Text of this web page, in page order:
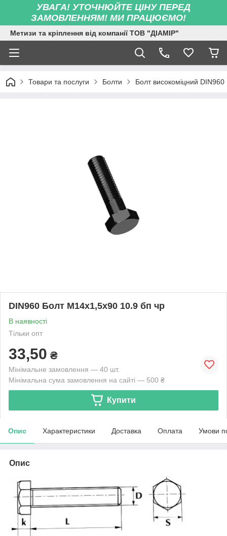
УВАГА! УТОЧНЮЙТЕ ЦІНУ ПЕРЕД
ЗАМОВЛЕННЯМ! МИ ПРАЦЮЄМО!
Метизи та кріплення від компанії ТОВ "ДІАМІР"
Товари та послуги Болти Болт високоміцний
DIN960 Болт М14х1,5х90 10.9 бп чр
В наявності
Тільки опт
33,50 ₴
Мінімальне замовлення — 40 шт.
Мінімальна сума замовлення на сайті — 500 ₴
Купити
Опис Характеристики Доставка Оплата Умови
Опис